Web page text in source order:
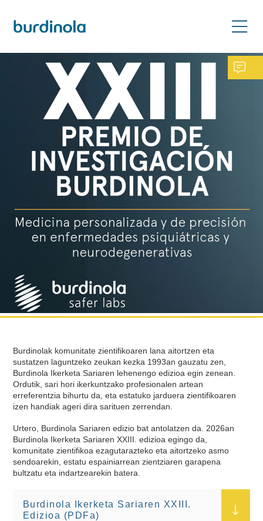
Burdinolak komunitate zientifikoaren lana aitortzen eta
sustatzen laguntzeko zeukan kezka 1993an gauzatu zen,
Burdinola Ikerketa Sariaren lehenengo edizioa egin zenean.
Ordutik, sari hori ikerkuntzako profesionalen artean
erreferentzia bihurtu da, eta estatuko jarduera zientifikoaren
izen handiak ageri dira sarituen zerrendan.
Urtero, Burdinola Sariaren edizio bat antolatzen da. 2026an
Burdinola Ikerketa Sariaren XXIII. edizioa egingo da,
komunitate zientifikoa ezagutarazteko eta aitortzeko asmo
sendoarekin, estatu espainiarrean zientziaren garapena
bultzatu eta indartzearekin batera.
Burdinola Ikerketa Sariaren XXIII.
Edizioa (PDFa)